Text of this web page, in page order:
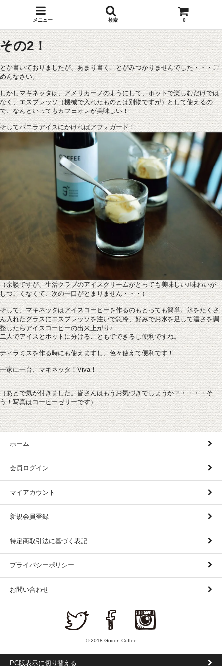
メニュー 検索 0
その2！
とか書いておりましたが、あまり書くことがみつかりませんでした・・・ご
めんなさい。
しかしマキネッタは、アメリカーノのようにして、ホットで楽しむだけでは
なく、エスプレッソ（機械で入れたものとは別物ですが）として使えるの
で、なんといってもカフェオレが美味しい！
そしてバニラアイスにかければアフォガード！
（余談ですが、生活クラブのアイスクリームがとっても美味しい♪味わいが
しつこくなくて、次の一口がとまりません・・・）
そして、マキネッタはアイスコーヒーを作るのもとっても簡単。氷をたくさ
ん入れたグラスにエスプレッソを注いで急冷、好みでお水を足して濃さを調
整したらアイスコーヒーの出来上がり♪
二人でアイスとホットに分けることもでできるし便利ですね。
ティラミスを作る時にも使えますし、色々使えて便利です！
一家に一台、マキネッタ！Viva！
（あとで気が付きました。皆さんはもうお気づきでしょうか？・・・・そ
う！写真はコーヒーゼリーです）
ホーム
会員ログイン
マイアカウント
新規会員登録
特定商取引法に基づく表記
プライバシーポリシー
お問い合わせ
© 2018 Godon Coffee
PC版表示に切り替える